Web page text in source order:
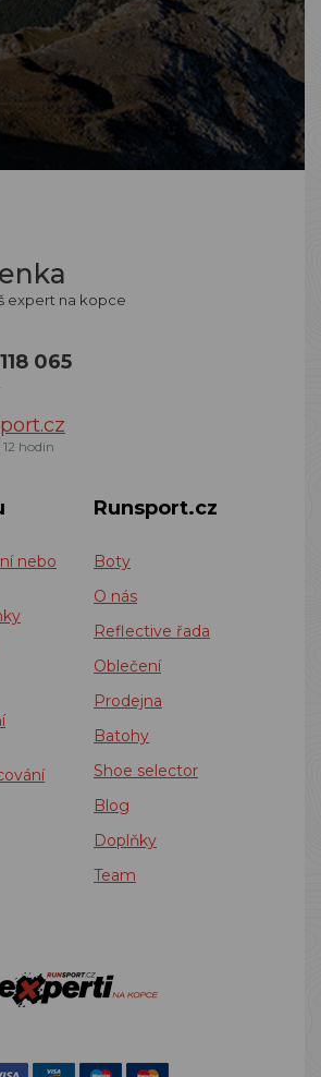
expert na kopce
065
hodin
nebo
Runsport.cz
Boty
O nás
Reflective řada
Oblečení
Prodejna
Batohy
Shoe selector
Blog
Doplňky
Team